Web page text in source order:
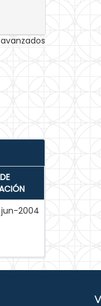
jun-2004